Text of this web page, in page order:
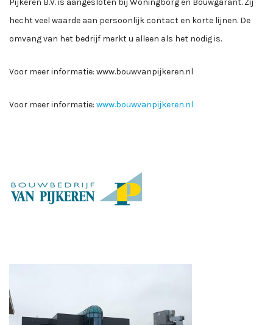
Pijkeren B.V. is aangesloten bij Woningborg en Bouwgarant. Zij
hecht veel waarde aan persoonlijk contact en korte lijnen. De
omvang van het bedrijf merkt u alleen als het nodig is.
Voor meer informatie: www.bouwvanpijkeren.nl
Voor meer informatie: www.bouwvanpijkeren.nl